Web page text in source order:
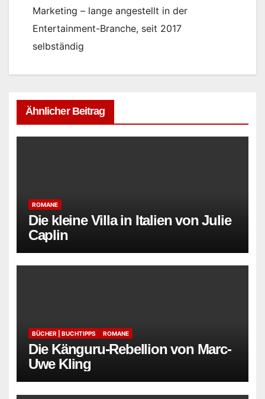
Marketing – lange angestellt in der
Entertainment-Branche, seit 2017
selbständig
Ähnlicher Beitrag
ROMANE
Die kleine Villa in Italien von Julie
Caplin
BÜCHER | BUCHTIPPS ROMANE
Die Känguru-Rebellion von Marc-
Uwe Kling